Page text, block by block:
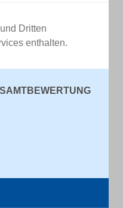
Dritten
enthalten.